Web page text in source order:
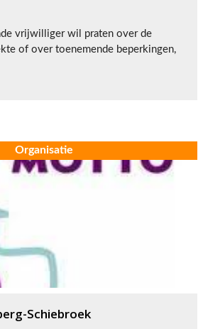
Organisatie
Schiebroek
vrijwilliger wil praten over de
of over toenemende beperkingen,